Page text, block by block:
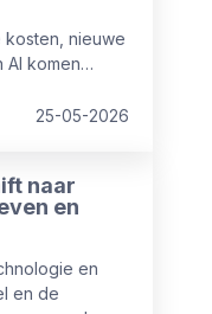
nieuwe
komen
is welke het
25-05-2026
naar
en
en
en de